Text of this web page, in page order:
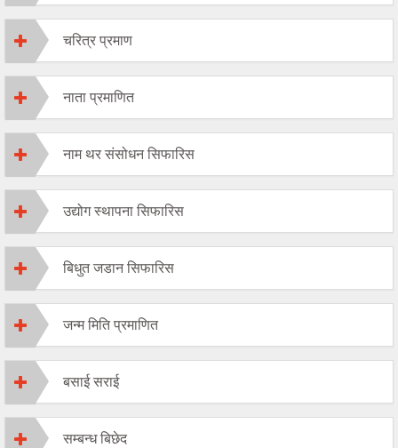
चरित्र प्रमाण
नाता प्रमाणित
नाम थर संसोधन सिफारिस
उद्योग स्थापना सिफारिस
बिधुत जडान सिफारिस
जन्म मिति प्रमाणित
बसाई सराई
सम्बन्ध बिछेद